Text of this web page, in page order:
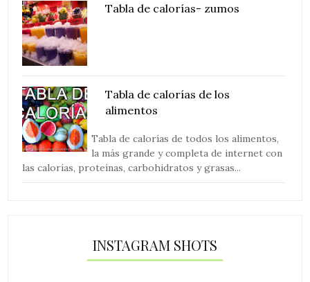
Tabla de calorías- zumos
Tabla de calorías de los
alimentos
Tabla de calorías de todos los alimentos,
la más grande y completa de internet con
las calorías, proteínas, carbohidratos y grasas...
INSTAGRAM SHOTS